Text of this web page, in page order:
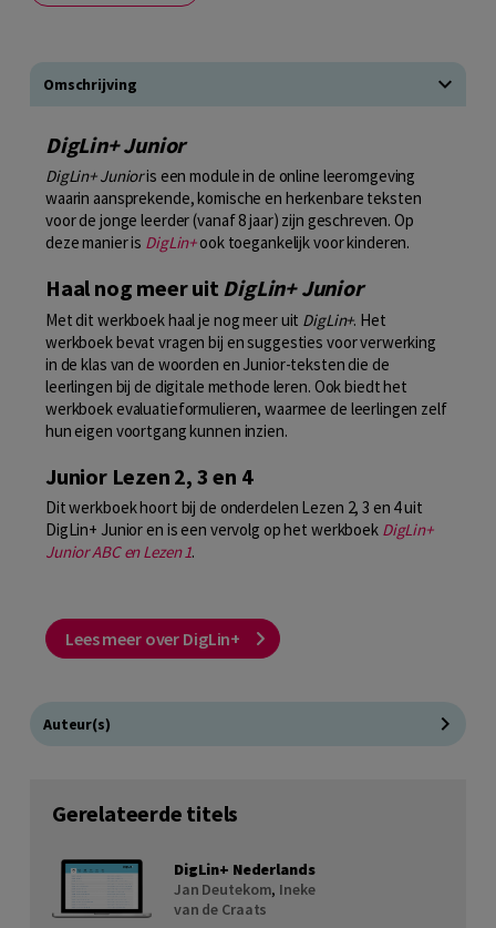
Omschrijving
DigLin+ Junior
DigLin+ Junioris een module in de online leeromgeving
waarin aansprekende, komische en herkenbare teksten
voor de jonge leerder (vanaf 8 jaar) zijn geschreven. Op
deze manier is DigLin+ook toegankelijk voor kinderen.
Haal nog meer uit DigLin+ Junior
Met dit werkboek haal je nog meer uit DigLin+. Het
werkboek bevat vragen bij en suggesties voor verwerking
in de klas van de woorden en Junior-teksten die de
leerlingen bij de digitale methode leren. Ook biedt het
werkboek evaluatieformulieren, waarmee de leerlingen zelf
hun eigen voortgang kunnen inzien.
Junior Lezen 2, 3 en 4
Dit werkboek hoort bij de onderdelen Lezen 2, 3 en 4 uit
DigLin+ Junior en is een vervolg op het werkboek DigLin+
Junior ABC en Lezen 1.
Lees meer over DigLin+
Auteur(s)
Gerelateerde titels
DigLin+ Nederlands
Jan Deutekom, Ineke
van de Craats